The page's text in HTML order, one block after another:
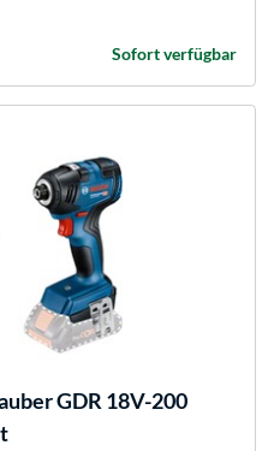
Sofort verfügbar
GDR 18V-200